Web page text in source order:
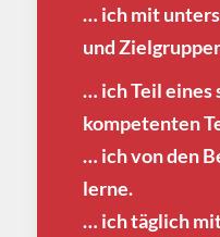
… ich mit
und
… ich Teil eines
kompetenten
… ich von den
lerne.
… ich täglich